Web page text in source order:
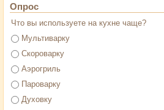
Опрос
Что вы используете на кухне чаще?
Варианты
Мультиварку
Скороварку
Аэрогриль
Пароварку
Духовку